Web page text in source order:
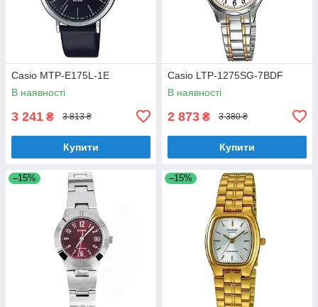
Casio MTP-E175L-1E
В наявності
3 241 ₴ 3 813 ₴
Купити
Casio LTP-1275SG-7BDF
В наявності
2 873 ₴ 3 380 ₴
Купити
–15% –15%